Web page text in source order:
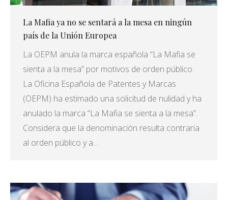
La Mafia ya no se sentará a la mesa en ningún
país de la Unión Europea
La OEPM anula la marca española “La Mafia se
sienta a la mesa” por motivos de orden público.
La Oficina Española de Patentes y Marcas
(OEPM) ha estimado una solicitud de nulidad y ha
anulado la marca “La Mafia se sienta a la mesa”.
Considera que la denominación resulta contraria
al orden público y a…